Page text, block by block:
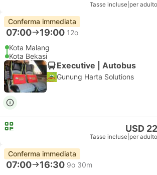
Tasse incluse per adulto
Conferma immediata
07:00 19:00 12o
Kota Malang
Kota Bekasi
Executive | Autobus
Gunung Harta Solutions
USD 22
Tasse incluse per adulto
Conferma immediata
07:00 16:30 9o 30m